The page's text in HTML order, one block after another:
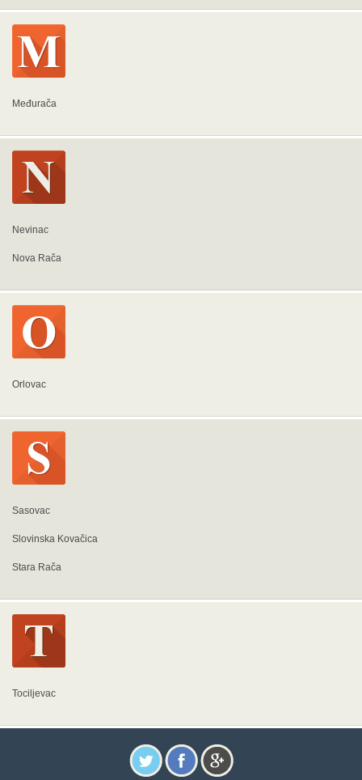
Međurača
Nevinac
Nova Rača
Orlovac
Sasovac
Slovinska Kovačica
Stara Rača
Tociljevac